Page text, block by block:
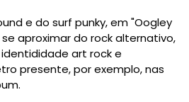
e do surf punky, em "Oogley
aproximar do rock alternativo,
art rock e
presente, por exemplo, nas